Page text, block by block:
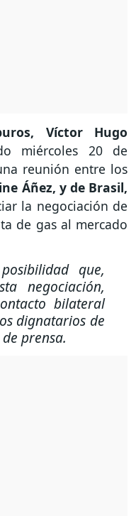
Víctor Hugo
miércoles 20 de
reunión entre los
Áñez, y de Brasil,
la negociación de
de gas al mercado
que,
negociación,
bilateral
dignatarios de
prensa.